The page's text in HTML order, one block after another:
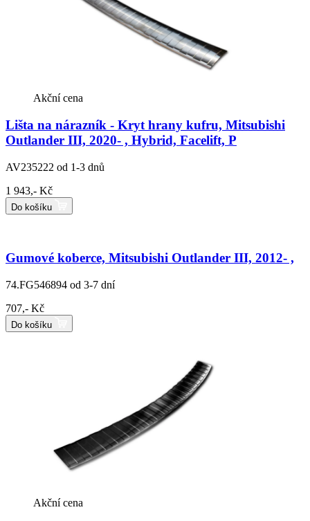
Akční cena
Lišta na nárazník - Kryt hrany kufru, Mitsubishi
Outlander III, 2020- , Hybrid, Facelift, P
AV235222 od 1-3 dnů
1 943,- Kč
Do košíku
Gumové koberce, Mitsubishi Outlander III, 2012- ,
74.FG546894 od 3-7 dní
707,- Kč
Do košíku
Akční cena